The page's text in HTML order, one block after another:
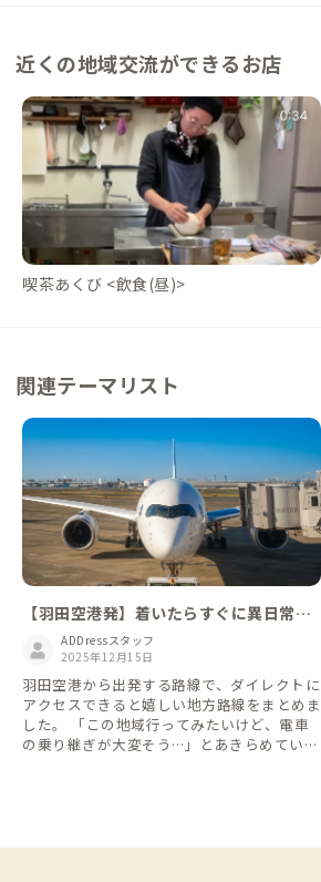
近くの地域交流ができるお店
喫茶あくび <飲食(昼)>
関連テーマリスト
【羽田空港発】着いたらすぐに異日常！
新たな土地へはフライトで叶えよう🛫
ADDressスタッフ
2025年12月15日
羽田空港から出発する路線で、ダイレクトに
アクセスできると嬉しい地方路線をまとめま
した。 「この地域行ってみたいけど、電車
の乗り継ぎが大変そう…」とあきらめていて